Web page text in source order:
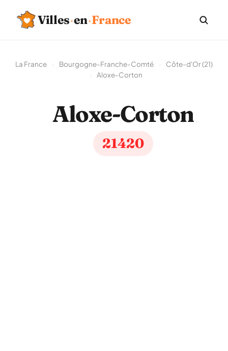
Villes·en·France
La France Bourgogne-Franche-Comté
Côte-d'Or (21)
Aloxe-Corton
Aloxe-Corton
21420